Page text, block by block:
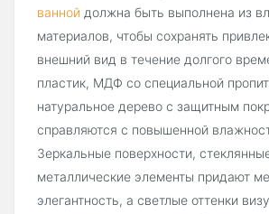
ванной должна быть выполнена из
материалов, чтобы сохранять
внешний вид в течение долгого
пластик, МДФ со специальной
натуральное дерево с защитным
справляются с повышенной
Зеркальные поверхности,
металлические элементы придают
элегантность, а светлые оттенки